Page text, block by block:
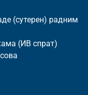
(сутерен) радним
(ИВ спрат)